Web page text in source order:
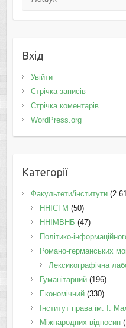
Вхід
Увійти
Стрічка записів
Стрічка коментарів
WordPress.org
Категорії
Факультети/інститути(2
ННІСГМ (50)
ННІМВНБ (47)
Політико-
Романо-германських
Лексикографічна
Гуманітарний(196)
Економічний(330)
Інститут права ім. І.
Міжнародних відносин